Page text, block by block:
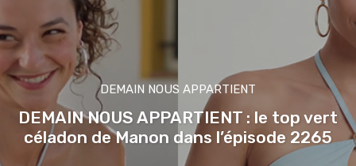
DEMAIN NOUS APPARTIENT
DEMAIN NOUS APPARTIENT : le top vert
céladon de Manon dans l’épisode 2265